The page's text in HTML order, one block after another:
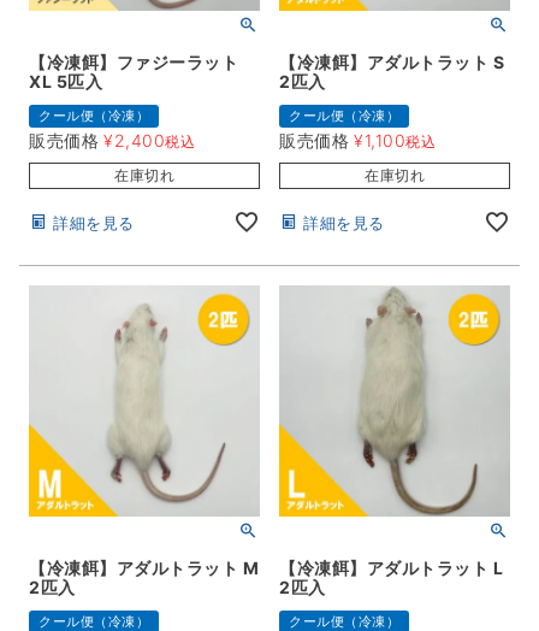
【冷凍餌】ファジーラット
XL 5匹入
クール便（冷凍）
販売価格 ¥2,400税込
在庫切れ
詳細を見る
【冷凍餌】アダルトラット S
2匹入
クール便（冷凍）
販売価格 ¥1,100税込
在庫切れ
詳細を見る
【冷凍餌】アダルトラット M
2匹入
クール便（冷凍）
【冷凍餌】アダルトラット L
2匹入
クール便（冷凍）